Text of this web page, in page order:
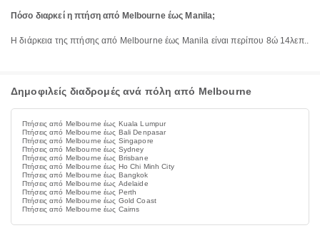
Πόσο διαρκεί η πτήση από Melbourne έως Manila;
Η διάρκεια της πτήσης από Melbourne έως Manila είναι περίπου 8ώ 14λεπ..
Δημοφιλείς διαδρομές ανά πόλη από Melbourne
Πτήσεις από Melbourne έως Kuala Lumpur
Πτήσεις από Melbourne έως Bali Denpasar
Πτήσεις από Melbourne έως Singapore
Πτήσεις από Melbourne έως Sydney
Πτήσεις από Melbourne έως Brisbane
Πτήσεις από Melbourne έως Ho Chi Minh City
Πτήσεις από Melbourne έως Bangkok
Πτήσεις από Melbourne έως Adelaide
Πτήσεις από Melbourne έως Perth
Πτήσεις από Melbourne έως Gold Coast
Πτήσεις από Melbourne έως Cairns